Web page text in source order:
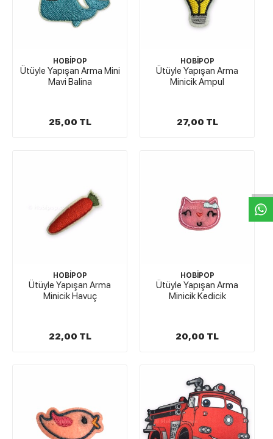
HOBİPOP
Ütüyle Yapışan Arma Mini
Mavi Balina
25,00 TL
HOBİPOP
Ütüyle Yapışan Arma
Minicik Ampul
27,00 TL
HOBİPOP
Ütüyle Yapışan Arma
Minicik Havuç
22,00 TL
HOBİPOP
Ütüyle Yapışan Arma
Minicik Kedicik
20,00 TL